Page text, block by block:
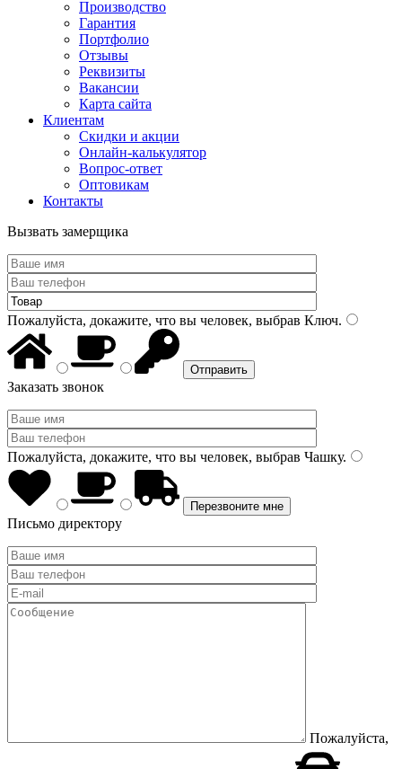
Производство
Гарантия
Портфолио
Отзывы
Реквизиты
Вакансии
Карта сайта
Клиентам
Скидки и акции
Онлайн-калькулятор
Вопрос-ответ
Оптовикам
Контакты
Вызвать замерщика
Пожалуйста, докажите, что вы человек, выбрав Ключ.
Заказать звонок
Пожалуйста, докажите, что вы человек, выбрав Чашку.
Письмо директору
Пожалуйста,